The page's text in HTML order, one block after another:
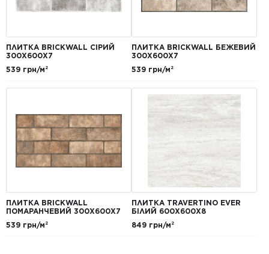
ПЛИТКА BRICKWALL СІРИЙ
300Х600Х7
539 грн/м²
ПЛИТКА BRICKWALL БЕЖЕВИЙ
300Х600Х7
539 грн/м²
ПЛИТКА BRICKWALL
ПОМАРАНЧЕВИЙ 300Х600Х7
539 грн/м²
ПЛИТКА TRAVERTINO EVER
БІЛИЙ 600Х600Х8
849 грн/м²